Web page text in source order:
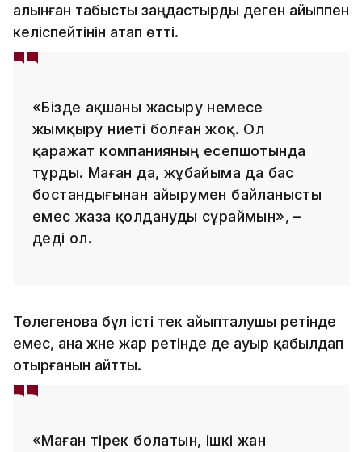
алынған табысты заңдастырды деген айыппен
келіспейтінін атап өтті.
«Бізде ақшаны жасыру немесе
жымқыру ниеті болған жоқ. Ол
қаражат компанияның есепшотында
тұрды. Маған да, жұбайыма да бас
бостандығынан айырумен байланысты
емес жаза қолдануды сұраймын», –
деді ол.
Төлегенова бұл істі тек айыпталушы ретінде
емес, ана және жар ретінде де ауыр қабылдап
отырғанын айтты.
«Маған тірек болатын, ішкі жан